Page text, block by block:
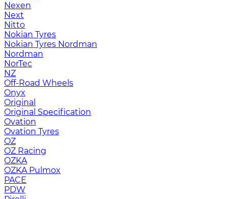
Nexen
Next
Nitto
Nokian Tyres
Nokian Tyres Nordman
Nordman
NorTec
NZ
Off-Road Wheels
Onyx
Original
Original Specification
Ovation
Ovation Tyres
OZ
OZ Racing
OZKA
OZKA Pulmox
PACE
PDW